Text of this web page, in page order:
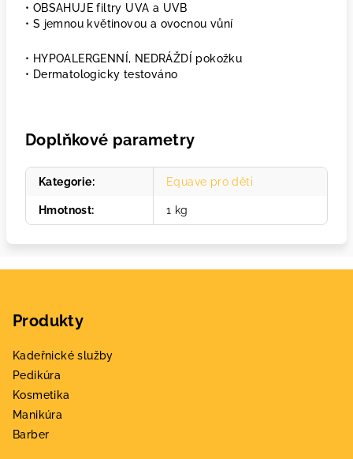
• OBSAHUJE filtry UVA a UVB
• S jemnou květinovou a ovocnou vůní
• HYPOALERGENNÍ, NEDRÁŽDÍ pokožku
• Dermatologicky testováno
Doplňkové parametry
Kategorie: Equave pro děti
Hmotnost: 1 kg
Produkty
Kadeřnické služby
Pedikúra
Kosmetika
Manikúra
Barber